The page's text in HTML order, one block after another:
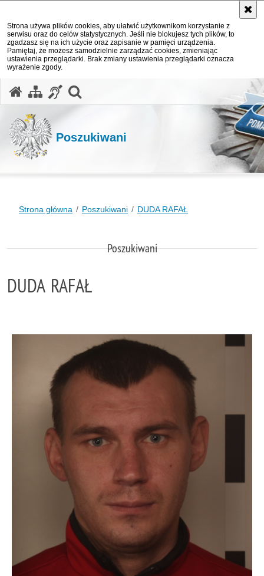
Strona używa plików cookies, aby ułatwić użytkownikom korzystanie z
serwisu oraz do celów statystycznych. Jeśli nie blokujesz tych plików, to
zgadzasz się na ich użycie oraz zapisanie w pamięci urządzenia.
Pamiętaj, że możesz samodzielnie zarządzać cookies, zmieniając
ustawienia przeglądarki. Brak zmiany ustawienia przeglądarki oznacza
wyrażenie zgody.
Poszukiwani
Strona główna Poszukiwani DUDA RAFAŁ
Poszukiwani
DUDA RAFAŁ